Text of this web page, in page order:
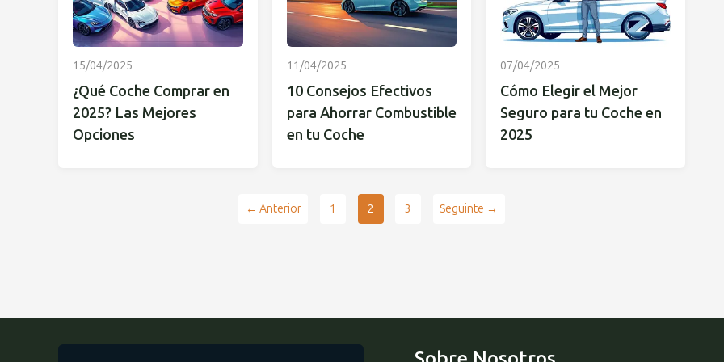
15/04/2025
¿Qué Coche Comprar en
2025? Las Mejores
Opciones
11/04/2025
10 Consejos Efectivos
para Ahorrar Combustible
en tu Coche
07/04/2025
Cómo Elegir el Mejor
Seguro para tu Coche en
2025
← Anterior 1 2 3 Seguinte →